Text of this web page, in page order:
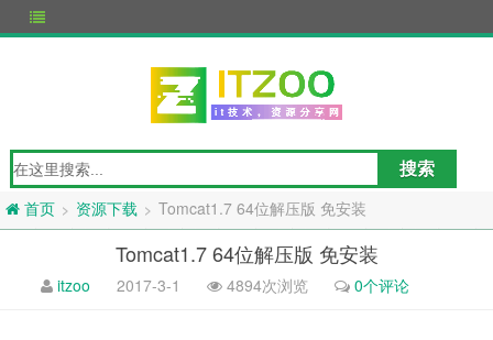
首页 > 资源下载 > Tomcat1.7 64位解压版 免安装
Tomcat1.7 64位解压版 免安装
itzoo 2017-3-1 4894次浏览 0个评论